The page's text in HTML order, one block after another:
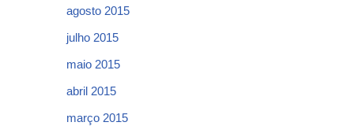
agosto 2015
julho 2015
maio 2015
abril 2015
março 2015